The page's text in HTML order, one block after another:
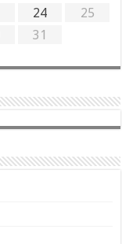
24
25
31